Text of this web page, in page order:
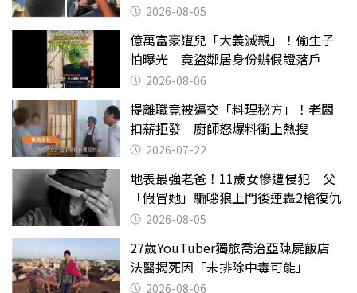
2026-08-05
億萬富豪遭兒「大義滅親」！偷生子
怕曝光 竟盜鄰居身份辦假證落戶
2026-08-06
提離職竟被逼交「料理秘方」！老闆
扣薪拒發 廚師怒爆料衝上熱搜
2026-07-22
地表最強老爸！11歲女慘遭侵犯 父
「假冒她」騙噁狼上門後連轟2槍復仇
2026-08-05
27歲YouTuber獨旅喬治亞陳屍飯店
法醫揭死因「未排除中毒可能」
2026-08-06